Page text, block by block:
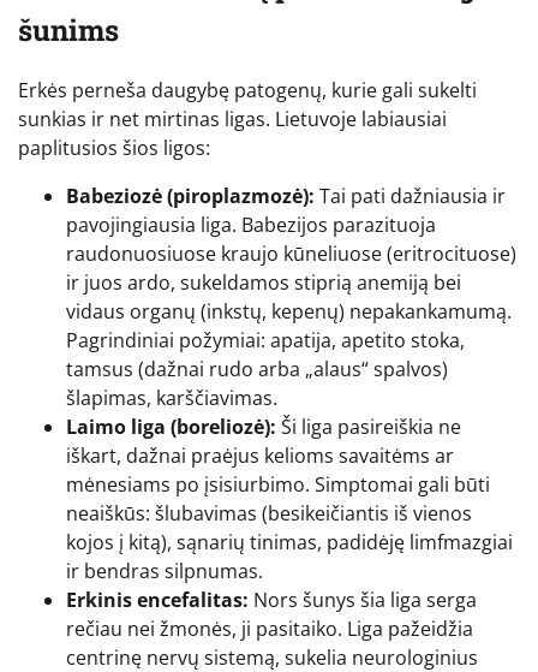
šunims
Erkės perneša daugybę patogenų, kurie gali sukelti
sunkias ir net mirtinas ligas. Lietuvoje labiausiai
paplitusios šios ligos:
Babeziozė (piroplazmozė): Tai pati dažniausia ir
pavojingiausia liga. Babezijos parazituoja
raudonuosiuose kraujo kūneliuose (eritrocituose)
ir juos ardo, sukeldamos stiprią anemiją bei
vidaus organų (inkstų, kepenų) nepakankamumą.
Pagrindiniai požymiai: apatija, apetito stoka,
tamsus (dažnai rudo arba „alaus“ spalvos)
šlapimas, karščiavimas.
Laimo liga (boreliozė): Ši liga pasireiškia ne
iškart, dažnai praėjus kelioms savaitėms ar
mėnesiams po įsisiurbimo. Simptomai gali būti
neaiškūs: šlubavimas (besikeičiantis iš vienos
kojos į kitą), sąnarių tinimas, padidėję limfmazgiai
ir bendras silpnumas.
Erkinis encefalitas: Nors šunys šia liga serga
rečiau nei žmonės, ji pasitaiko. Liga pažeidžia
centrinę nervų sistemą, sukelia neurologinius